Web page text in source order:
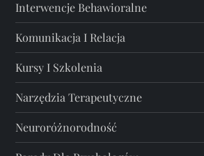
Interwencje Behawioralne
Komunikacja I Relacja
Kursy I Szkolenia
Narzędzia Terapeutyczne
Neuroróżnorodność